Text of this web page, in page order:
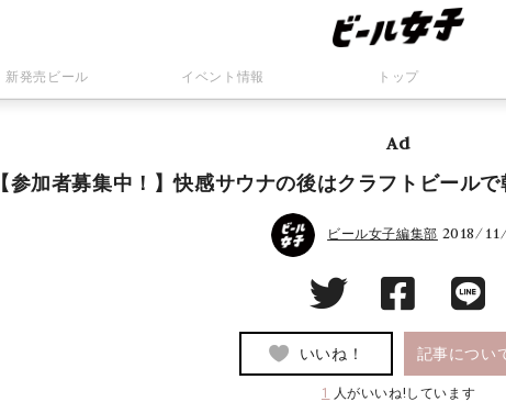
新発売ビール イベント情報 トップ
Ad
【参加者募集中！】快感サウナの後はクラフトビール
ビール女子編集部 2018/
いいね！ 記事につい
1 人がいいね!しています